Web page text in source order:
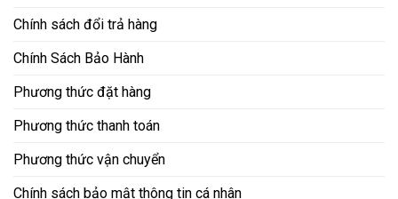
Chính sách đổi trả hàng
Chính Sách Bảo Hành
Phương thức đặt hàng
Phương thức thanh toán
Phương thức vận chuyển
Chính sách bảo mật thông tin cá nhân